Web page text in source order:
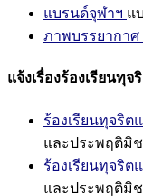
แบรนด์จุฬาฯ แ
ภาพบรรยากาศ
แจ้งเรื่องร้องเรียนทุจ
ร้องเรียนทุจริ
และประพฤติมิ
ร้องเรียนทุจริ
และประพฤติมิ